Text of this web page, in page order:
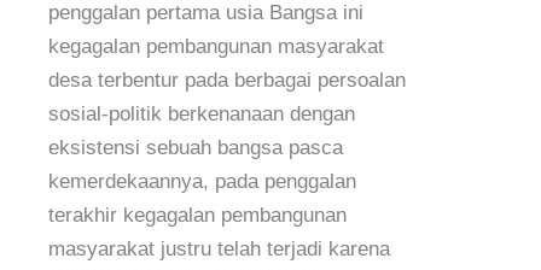
penggalan pertama usia Bangsa ini
kegagalan pembangunan masyarakat
desa terbentur pada berbagai persoalan
sosial-politik berkenanaan dengan
eksistensi sebuah bangsa pasca
kemerdekaannya, pada penggalan
terakhir kegagalan pembangunan
masyarakat justru telah terjadi karena